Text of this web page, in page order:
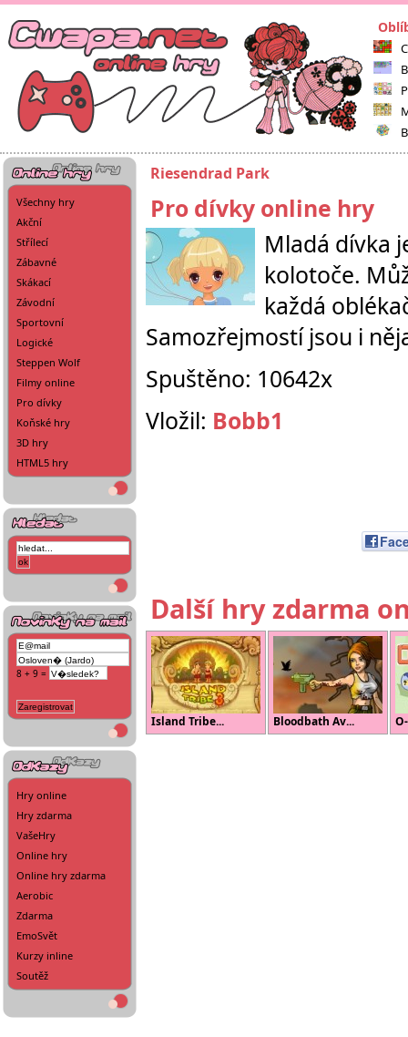
Všechny hry
Akční
Střílecí
Zábavné
Skákací
Závodní
Sportovní
Logické
Steppen Wolf
Filmy online
Pro dívky
Koňské hry
3D hry
HTML5 hry
8 + 9 =
Hry online
Hry zdarma
VašeHry
Online hry
Online hry zdarma
Aerobic
Zdarma
EmoSvět
Kurzy inline
Soutěž
Riesendrad Park
Pro dívky online hry
Mladá dívka
kolotoče.
každá
Samozřejmostí jsou i
Spuštěno: 10642x
Vložil: Bobb1
Další hry zdarma
Island Tribe... Bloodbath Av...